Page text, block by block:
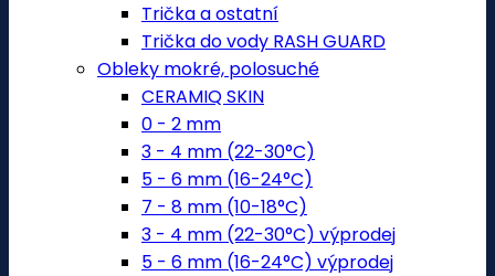
Trička a ostatní
Trička do vody RASH GUARD
Obleky mokré, polosuché
CERAMIQ SKIN
0 - 2 mm
3 - 4 mm (22-30°C)
5 - 6 mm (16-24°C)
7 - 8 mm (10-18°C)
3 - 4 mm (22-30°C) výprodej
5 - 6 mm (16-24°C) výprodej